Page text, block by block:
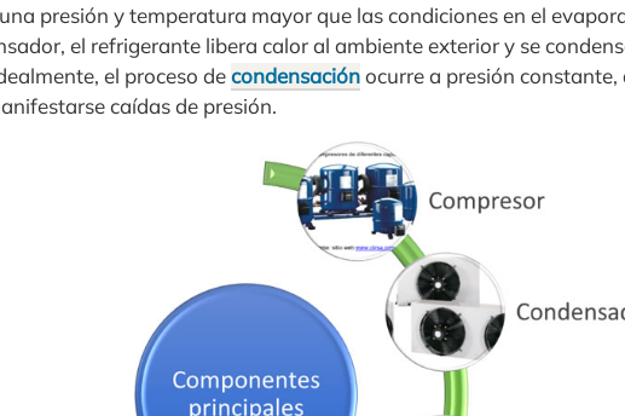
presión y temperatura mayor que las condiciones en el
el refrigerante libera calor al ambiente exterior y se
el proceso decondensaciónocurre a presión
caídas de presión.